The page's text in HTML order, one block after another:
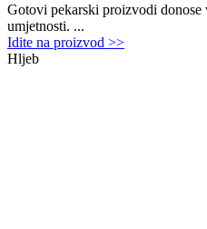
Gotovi pekarski proizvodi
umjetnosti. ...
Idite na proizvod >>
Hljeb